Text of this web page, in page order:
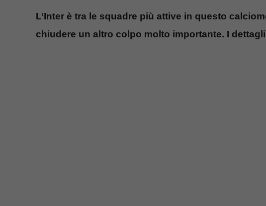
L’Inter è tra le squadre più attive in questo
chiudere un altro colpo molto importante. I dettagli